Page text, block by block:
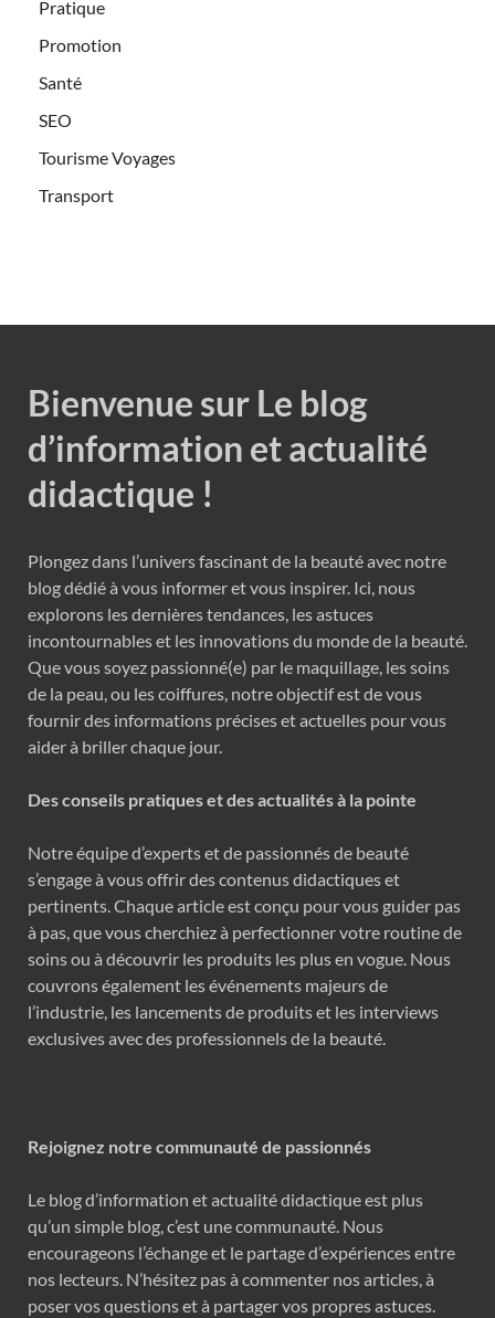
Pratique
Promotion
Santé
SEO
Tourisme Voyages
Transport
Bienvenue sur Le blog
d’information et actualité
didactique !
Plongez dans l’univers fascinant de la beauté avec notre
blog dédié à vous informer et vous inspirer. Ici, nous
explorons les dernières tendances, les astuces
incontournables et les innovations du monde de la beauté.
Que vous soyez passionné(e) par le maquillage, les soins
de la peau, ou les coiffures, notre objectif est de vous
fournir des informations précises et actuelles pour vous
aider à briller chaque jour.
Des conseils pratiques et des actualités à la pointe
Notre équipe d’experts et de passionnés de beauté
s’engage à vous offrir des contenus didactiques et
pertinents. Chaque article est conçu pour vous guider pas
à pas, que vous cherchiez à perfectionner votre routine de
soins ou à découvrir les produits les plus en vogue. Nous
couvrons également les événements majeurs de
l’industrie, les lancements de produits et les interviews
exclusives avec des professionnels de la beauté.
Rejoignez notre communauté de passionnés
Le blog d’information et actualité didactique est plus
qu’un simple blog, c’est une communauté. Nous
encourageons l’échange et le partage d’expériences entre
nos lecteurs. N’hésitez pas à commenter nos articles, à
poser vos questions et à partager vos propres astuces.